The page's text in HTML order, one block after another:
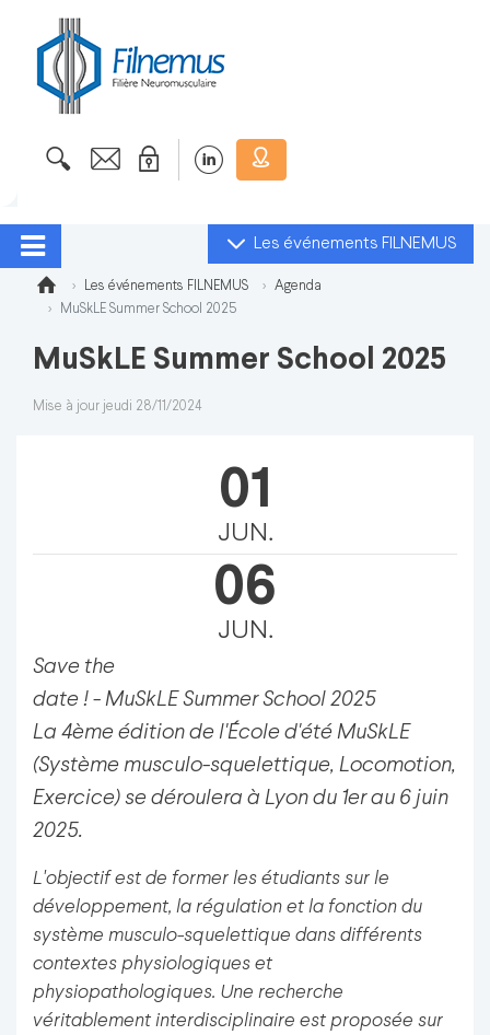
Les événements FILNEMUS
Les événements FILNEMUS
Agenda
MuSkLE Summer School 2025
MuSkLE Summer School 2025
Mise à jour jeudi 28/11/2024
01
JUN.
06
JUN.
Save the
date ! - MuSkLE Summer School 2025
La 4ème édition de l'École d'été MuSkLE
(Système musculo-squelettique, Locomotion,
Exercice) se déroulera à Lyon du 1er au 6 juin
2025.
L'objectif est de former les étudiants sur le
développement, la régulation et la fonction du
système musculo-squelettique dans différents
contextes physiologiques et
physiopathologiques. Une recherche
véritablement interdisciplinaire est proposée sur